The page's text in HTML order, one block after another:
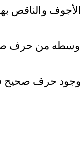
والناقص
وسطه من حرف
وجود حرف صحيح